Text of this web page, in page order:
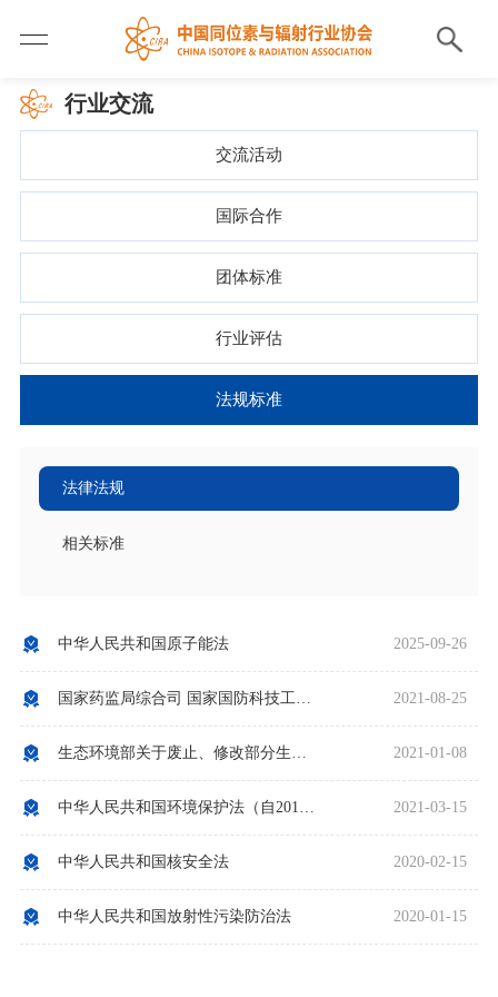
行业交流
交流活动
国际合作
团体标准
行业评估
法规标准
法律法规
相关标准
中华人民共和国原子能法 2025-09-26
国家药监局综合司 国家国防科技工业局综合司关于做好放射性药品生产经营企业审批和监管工作的通知 2021-08-25
生态环境部关于废止、修改部分生态环境规章和规范性文件的决定 2021-01-08
中华人民共和国环境保护法（自2015年1月1日起施行） 2021-03-15
中华人民共和国核安全法 2020-02-15
中华人民共和国放射性污染防治法 2020-01-15